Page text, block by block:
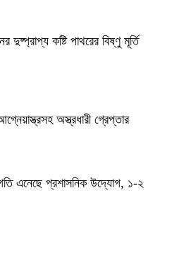
কষ্টি পাথরের বিষ্ণু মূর্তি
অস্ত্রধারী গ্রেপ্তার
এনেছে প্রশাসনিক উদ্যোগ, ১-২